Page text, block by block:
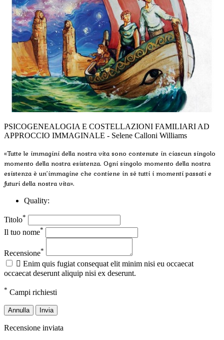
PSICOGENEALOGIA E COSTELLAZIONI FAMILIARI AD
APPROCCIO IMMAGINALE - Selene Calloni Williams
«Tutte le immagini della nostra vita sono contenute in ciascun singolo
momento della nostra esistenza. Ogni singolo momento della nostra
esistenza è un’immagine che contiene in sé tutti i momenti passati e
futuri della nostra vita».
Quality:
Titolo*
Il tuo nome*
Recensione*
 Enim quis fugiat consequat elit minim nisi eu occaecat
occaecat deserunt aliquip nisi ex deserunt.
* Campi richiesti
Annulla Invia
Recensione inviata